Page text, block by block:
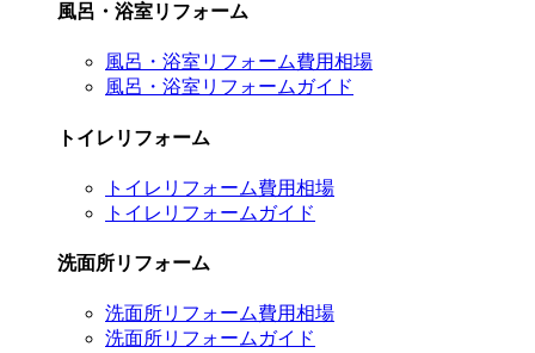
風呂・浴室リフォーム
風呂・浴室リフォーム費用相場
風呂・浴室リフォームガイド
トイレリフォーム
トイレリフォーム費用相場
トイレリフォームガイド
洗面所リフォーム
洗面所リフォーム費用相場
洗面所リフォームガイド